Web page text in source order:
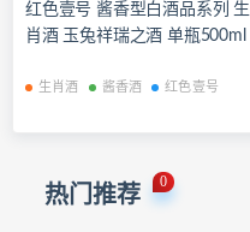
红色壹号 酱香型白酒品系列 生
肖酒 玉兔祥瑞之酒 单瓶500ml
生肖酒 酱香酒 红色壹号
热门推荐
0